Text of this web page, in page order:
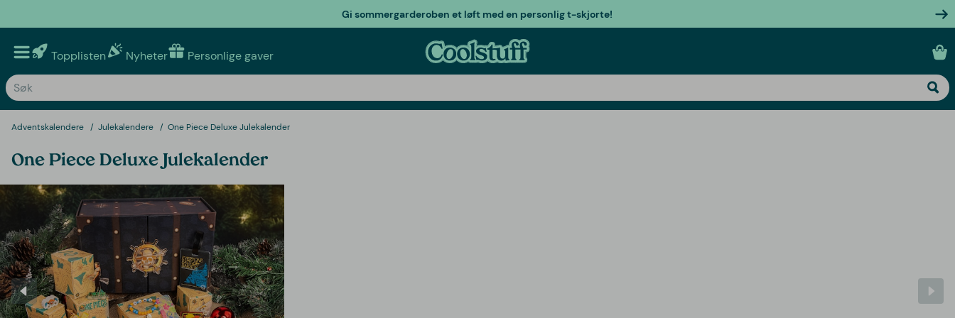
Gi sommergarderoben et løft med en personlig t-skjorte!
Topplisten Nyheter Personlige gaver
Adventskalendere Julekalendere One Piece Deluxe Julekalender
One Piece Deluxe Julekalender